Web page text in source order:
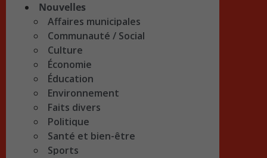
Nouvelles
Affaires municipales
Communauté / Social
Culture
Économie
Éducation
Environnement
Faits divers
Politique
Santé et bien-être
Sports